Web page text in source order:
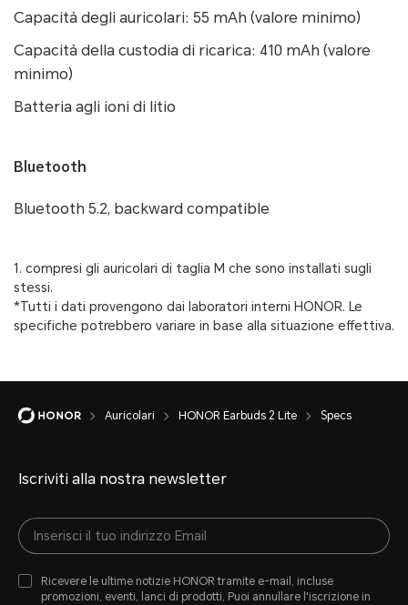
Capacità degli auricolari: 55 mAh (valore minimo)
Capacità della custodia di ricarica: 410 mAh (valore
minimo)
Batteria agli ioni di litio
Bluetooth
Bluetooth 5.2, backward compatible
1. compresi gli auricolari di taglia M che sono installati sugli
stessi.
*Tutti i dati provengono dai laboratori interni HONOR. Le
specifiche potrebbero variare in base alla situazione effettiva.
Auricolari HONOR Earbuds 2 Lite Specs
Iscriviti alla nostra newsletter
Ricevere le ultime notizie HONOR tramite e-mail, incluse
promozioni, eventi, lanci di prodotti, Puoi annullare l'iscrizione in